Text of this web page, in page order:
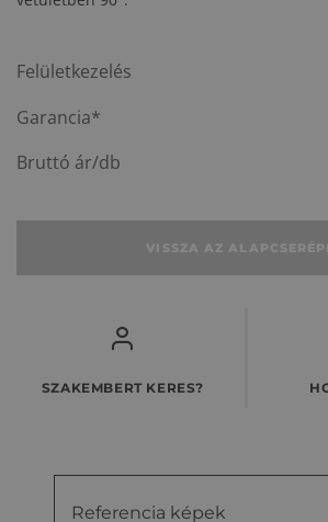
Felületkezelés
Garancia*
Bruttó ár/db
VISSZA AZ
SZAKEMBERT KERES?
Referencia képek